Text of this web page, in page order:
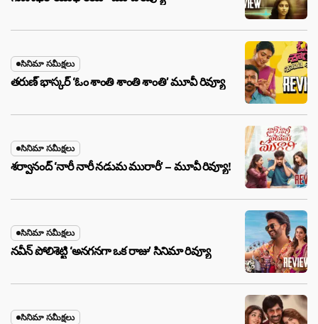
సినిమా సమీక్షలు
తరుణ్ భాస్కర్ ‘ఓం శాంతి శాంతి శాంతి’ మూవీ రివ్యూ
సినిమా సమీక్షలు
శర్వానంద్ ‘నారీ నారీ నడుమ మురారీ’ – మూవీ రివ్యూ!
సినిమా సమీక్షలు
నవీన్ పోలిశెట్టి ‘అనగనగా ఒక రాజు’ సినిమా రివ్యూ
సినిమా సమీక్షలు